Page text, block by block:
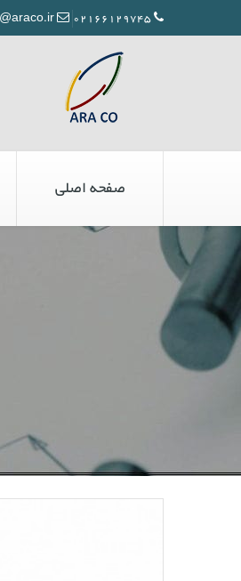
صفحه اصلی